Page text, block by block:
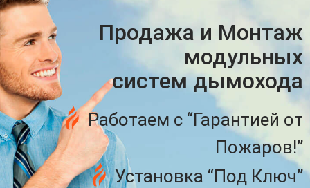
Продажа и Монтаж
модульных
систем дымохода
Работаем с “Гарантией от
Пожаров!”
Установка “Под Ключ”